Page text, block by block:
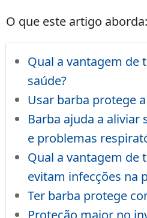
O que este artigo aborda:
Qual a vantagem de
saúde?
Usar barba protege
Barba ajuda a aliviar
e problemas
Qual a vantagem de
evitam infecções na
Ter barba protege
Proteção maior no